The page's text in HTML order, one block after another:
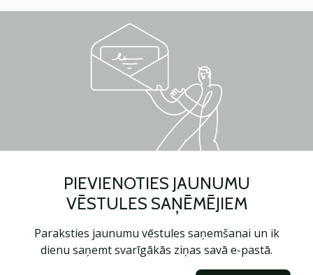
PIEVIENOTIES JAUNUMU
VĒSTULES SAŅĒMĒJIEM
Paraksties jaunumu vēstules saņemšanai un ik
dienu saņemt svarīgākās ziņas savā e-pastā.